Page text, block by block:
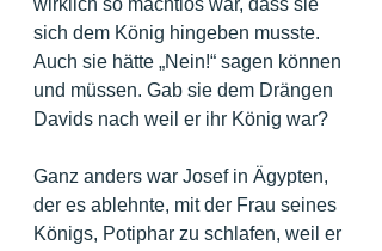
wirklich so machtlos war, dass sie
sich dem König hingeben musste.
Auch sie hätte „Nein!“ sagen können
und müssen. Gab sie dem Drängen
Davids nach weil er ihr König war?
Ganz anders war Josef in Ägypten,
der es ablehnte, mit der Frau seines
Königs, Potiphar zu schlafen, weil er